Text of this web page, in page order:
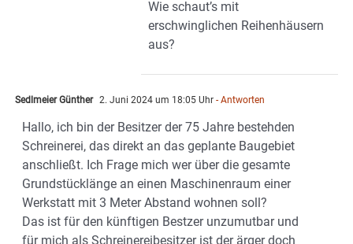
Wie schaut’s mit
erschwinglichen Reihenhäusern
aus?
Sedlmeier Günther 2. Juni 2024 um 18:05 Uhr - Antworten
Hallo, ich bin der Besitzer der 75 Jahre bestehden
Schreinerei, das direkt an das geplante Baugebiet
anschließt. Ich Frage mich wer über die gesamte
Grundstücklänge an einen Maschinenraum einer
Werkstatt mit 3 Meter Abstand wohnen soll?
Das ist für den künftigen Bestzer unzumutbar und
für mich als Schreinereibesitzer ist der ärger doch